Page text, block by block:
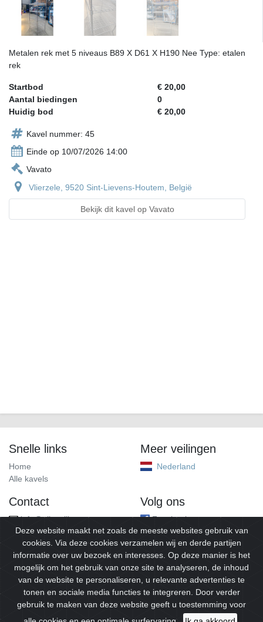
Metalen rek met 5 niveaus B89 X D61 X H190 Nee Type: etalen
rek
Startbod
€ 20,00
Aantal biedingen
0
Huidig bod
€ 20,00
Kavel nummer: 45
Einde op 10/07/2026 14:00
Vavato
Vlierzele, 9520 Sint-Lievens-Houtem, België
Bekijk dit kavel op Vavato
Snelle links
Home
Alle kavels
Meer veilingen
Nederland
Contact
info@alleveilingen.net
Volg ons
Facebook
© 2026Alleveilingen.Alle rechten voorbehouden.
Deze website maakt net zoals de meeste websites gebruik van
cookies. Via deze cookies verzamelen wij en derde partijen
informatie over uw bezoek en interesses. Op deze manier is het
mogelijk om het gebruik van onze site te analyseren, de inhoud
van de website te personaliseren, u relevante advertenties te
tonen en sociale media functies te integreren. Door verder
gebruik te maken van deze website geeft u toestemming voor